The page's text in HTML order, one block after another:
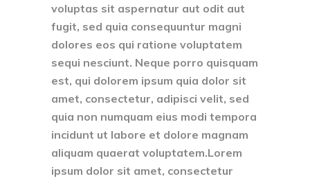
voluptas sit aspernatur aut odit aut
fugit, sed quia consequuntur magni
dolores eos qui ratione voluptatem
sequi nesciunt. Neque porro quisquam
est, qui dolorem ipsum quia dolor sit
amet, consectetur, adipisci velit, sed
quia non numquam eius modi tempora
incidunt ut labore et dolore magnam
aliquam quaerat voluptatem.Lorem
ipsum dolor sit amet, consectetur